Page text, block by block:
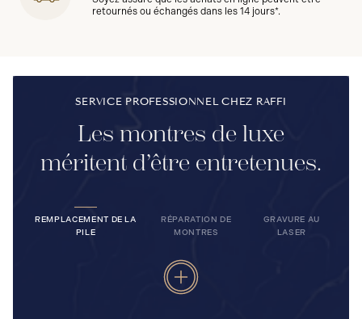
retournés ou échangés dans les 14 jours*.
SERVICE PROFESSIONNEL CHEZ RAFFI
Les montres de luxe
méritent d’être entretenues.
REMPLACEMENT DE LA
PILE
RÉPARATION DE
MONTRES
GRAVURE AU
LASER